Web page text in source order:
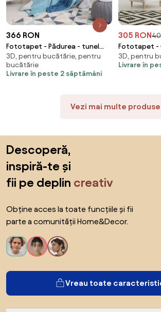
366 RON
Fototapet - Pădurea - tunel
(254x184 cm)
3D, pentru bucătărie, pentru
bucătărie
Livrare în peste 2 săptămâni
305 RON
Fototapet -
(254x184
3D, pentru
Livrare în
Vezi mai multe produse
Descoperă,
inspiră-te și
fii pe deplin creativ
Obține acces la toate funcțiile și fii
parte a comunității Home&Decor.
Vreau toate